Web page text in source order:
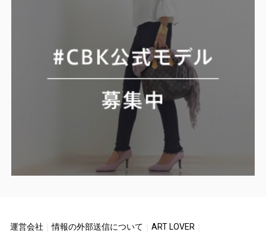
運営会社 ｜情報の外部送信について ART LOVER